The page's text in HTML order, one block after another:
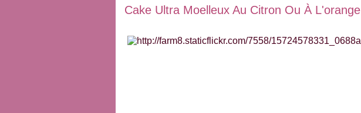
Cake Ultra Moelleux Au Citron Ou À L'orange